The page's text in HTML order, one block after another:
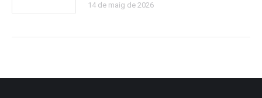
14 de maig de 2026